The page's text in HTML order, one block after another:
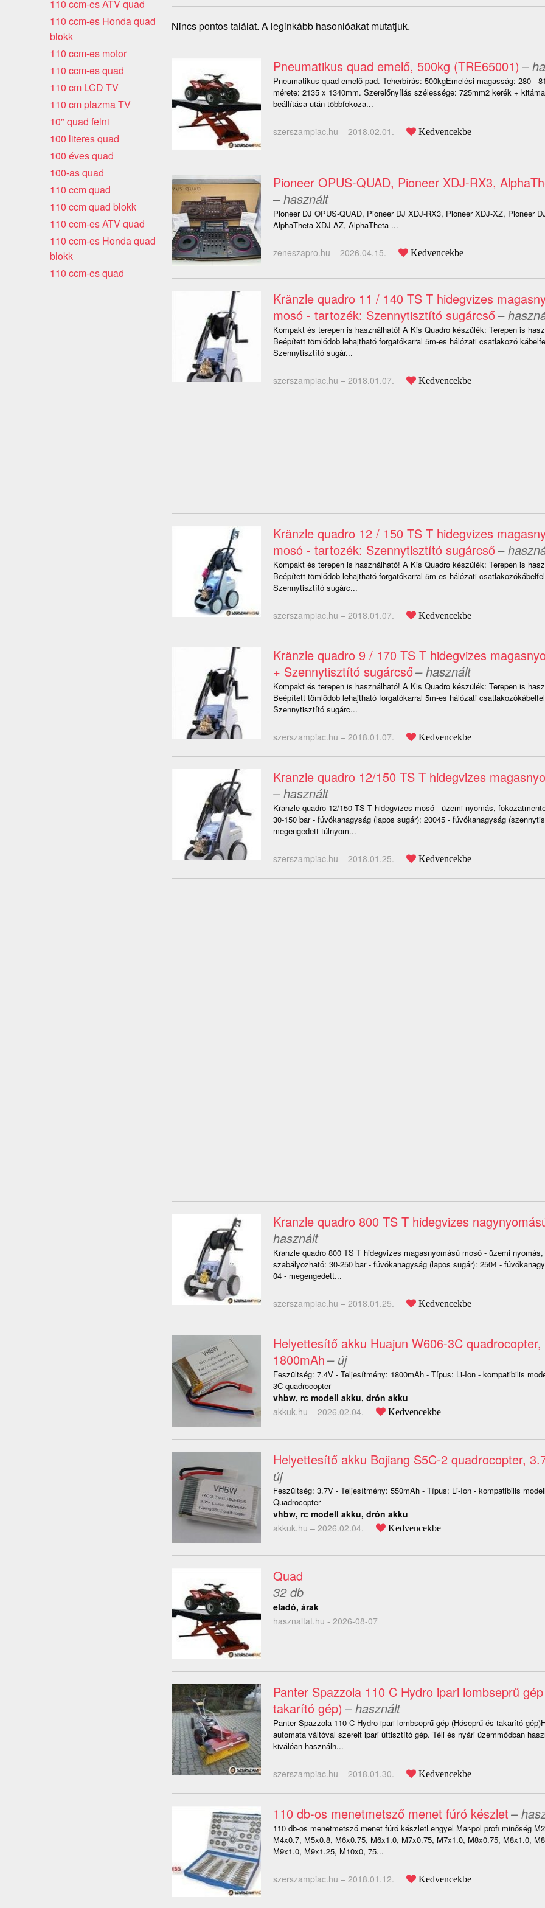
Nincs pontos találat. A leginkább hasonlóakat mutatjuk.
Pneumatikus quad emelő, 500kg (TRE65001) –
Pneumatikus quad emelő pad. Teherbírás: 500kgEmelési magasság: 280 -
mérete: 2135 x 1340mm. Szerelőnyílás szélessége: 725mm2 kerék +
beállítása után többfokoza...
szerszampiac.hu – 2018.02.01. Kedvencekbe
Pioneer OPUS-QUAD, Pioneer XDJ-RX3,
– használt
Pioneer DJ OPUS-QUAD, Pioneer DJ XDJ-RX3, Pioneer XDJ-XZ, Pioneer
AlphaTheta XDJ-AZ, AlphaTheta ...
zeneszapro.hu – 2026.04.15. Kedvencekbe
Kränzle quadro 11 / 140 TS T hidegvizes
mosó - tartozék: Szennytisztító sugárcső–
Kompakt és terepen is használható! A Kis Quadro készülék: Terepen is
Beépített tömlődob lehajtható forgatókarral 5m-es hálózati csatlakozó
Szennytisztító sugár...
szerszampiac.hu – 2018.01.07. Kedvencekbe
Kränzle quadro 12 / 150 TS T hidegvizes
mosó - tartozék: Szennytisztító sugárcső–
Kompakt és terepen is használható! A Kis Quadro készülék: Terepen is
Beépített tömlődob lehajtható forgatókarral 5m-es hálózati
Szennytisztító sugárc...
szerszampiac.hu – 2018.01.07. Kedvencekbe
Kränzle quadro 9 / 170 TS T hidegvizes
+ Szennytisztító sugárcső– használt
Kompakt és terepen is használható! A Kis Quadro készülék: Terepen is
Beépített tömlődob lehajtható forgatókarral 5m-es hálózati
Szennytisztító sugárc...
szerszampiac.hu – 2018.01.07. Kedvencekbe
Kranzle quadro 12/150 TS T hidegvizes
– használt
Kranzle quadro 12/150 TS T hidegvizes mosó - üzemi nyomás,
30-150 bar - fúvókanagyság (lapos sugár): 20045 - fúvókanagyság
megengedett túlnyom...
szerszampiac.hu – 2018.01.25. Kedvencekbe
Kranzle quadro 800 TS T hidegvizes
használt
Kranzle quadro 800 TS T hidegvizes magasnyomású mosó - üzemi
szabályozható: 30-250 bar - fúvókanagyság (lapos sugár): 2504 -
04 - megengedett...
szerszampiac.hu – 2018.01.25. Kedvencekbe
Helyettesítő akku Huajun W606-3C quadrocopter,
1800mAh– új
Feszültség: 7.4V - Teljesítmény: 1800mAh - Típus: Li-Ion - kompatibilis
3C quadrocopter
vhbw, rc modell akku, drón akku
akkuk.hu – 2026.02.04. Kedvencekbe
Helyettesítő akku Bojiang S5C-2 quadrocopter,
új
Feszültség: 3.7V - Teljesítmény: 550mAh - Típus: Li-Ion - kompatibilis
Quadrocopter
vhbw, rc modell akku, drón akku
akkuk.hu – 2026.02.04. Kedvencekbe
Quad
32 db
eladó, árak
hasznaltat.hu - 2026-08-07
Panter Spazzola 110 C Hydro ipari lombseprű
takarító gép) – használt
Panter Spazzola 110 C Hydro ipari lombseprű gép (Hóseprű és takarító
automata váltóval szerelt ipari úttisztító gép. Téli és nyári üzemmódban
kiválóan használh...
szerszampiac.hu – 2018.01.30. Kedvencekbe
110 db-os menetmetsző menet fúró készlet–
110 db-os menetmetsző menet fúró készletLengyel Mar-pol profi minőség
M4x0.7, M5x0.8, M6x0.75, M6x1.0, M7x0.75, M7x1.0, M8x0.75, M8x1.0,
M9x1.0, M9x1.25, M10x0, 75...
szerszampiac.hu – 2018.01.12. Kedvencekbe
110 ccm-es ATV quad
110 ccm-es Honda quad
blokk
110 ccm-es motor
110 ccm-es quad
110 cm LCD TV
110 cm plazma TV
10" quad felni
100 literes quad
100 éves quad
100-as quad
110 ccm quad
110 ccm quad blokk
110 ccm-es ATV quad
110 ccm-es Honda quad
blokk
110 ccm-es quad